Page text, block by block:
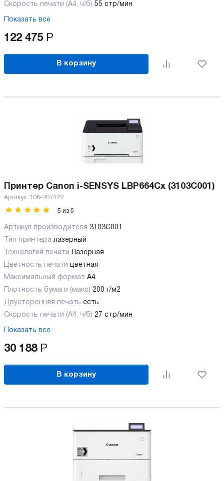
Скорость печати (А4, ч/б) 55 стр/мин
Показать все
122 475 Р
В корзину
Принтер Canon i-SENSYS LBP664Cx (3103C001)
Артикул: 108-207422
5 из 5
Артикул производителя 3103C001
Тип принтера лазерный
Технология печати Лазерная
Цветность печати
цветная
Максимальный формат А4
Плотность бумаги (макс) 200 г/м2
Двусторонняя печать есть
Скорость печати (А4, ч/б) 27 стр/мин
Показать все
30 188 Р
В корзину